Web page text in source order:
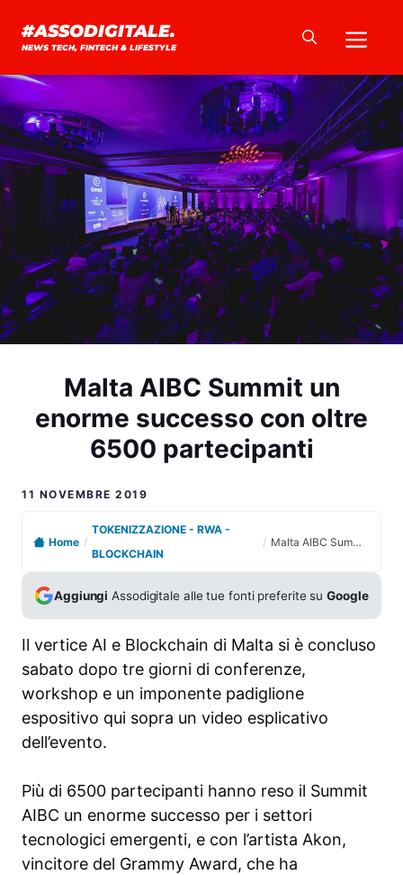
#ASSODIGITALE.
NEWS TECH, FINTECH & LIFESTYLE
Malta AIBC Summit un
enorme successo con oltre
6500 partecipanti
11 NOVEMBRE 2019
Home /
TOKENIZZAZIONE - RWA -
BLOCKCHAIN
/ Malta AIBC Summit un enorme successo con oltre 6500 partecipanti
Aggiungi Assodigitale alle tue fonti preferite suGoogle
Il vertice AI e Blockchain di Malta si è concluso
sabato dopo tre giorni di conferenze,
workshop e un imponente padiglione
espositivo qui sopra un video esplicativo
dell’evento.
Più di 6500 partecipanti hanno reso il Summit
AIBC un enorme successo per i settori
tecnologici emergenti, e con l’artista Akon,
vincitore del Grammy Award, che ha